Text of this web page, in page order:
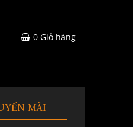
0 Giỏ hàng
MÃI